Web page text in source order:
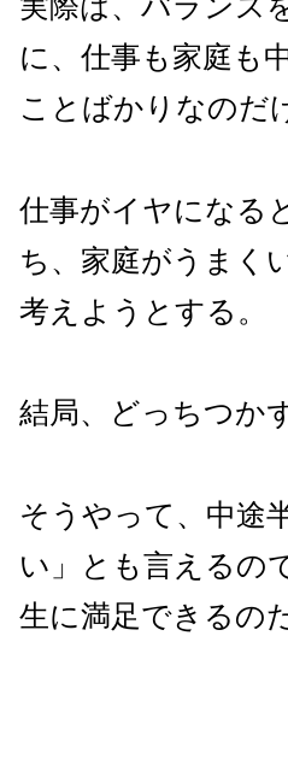
に、仕事も家庭も
ことばかりなのだ
仕事がイヤになる
ち、家庭がうまく
考えようとする。
結局、どっちつか
そうやって、中途
い」とも言えるの
生に満足できるの